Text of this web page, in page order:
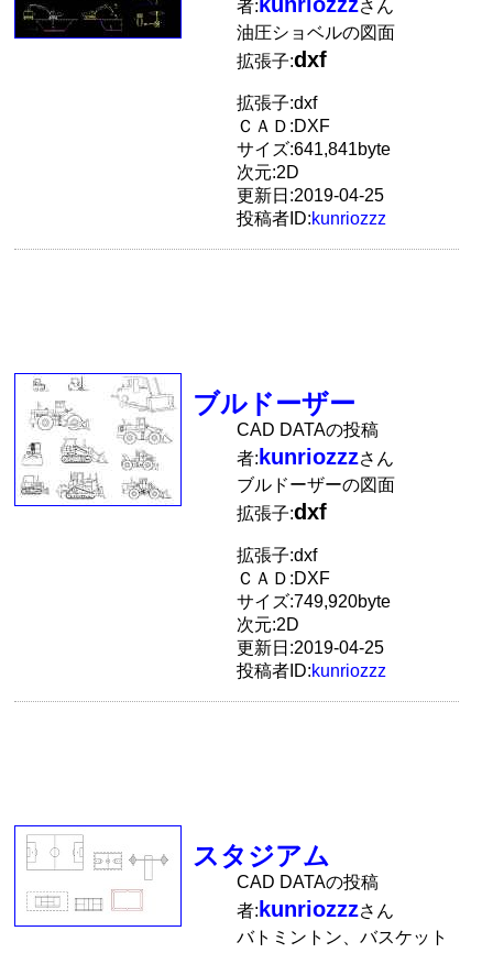
者:
さん
油圧ショベルの図面
拡張子:dxf
拡張子:dxf
ＣＡＤ:DXF
サイズ:641,841byte
次元:2D
更新日:2019-04-25
投稿者ID:kunriozzz
ブルドーザー
CAD DATAの投稿
者: kunriozzzさん
ブルドーザーの図面
拡張子:dxf
拡張子:dxf
ＣＡＤ:DXF
サイズ:749,920byte
次元:2D
更新日:2019-04-25
投稿者ID:kunriozzz
スタジアム
CAD DATAの投稿
者: kunriozzzさん
バトミントン、バスケット